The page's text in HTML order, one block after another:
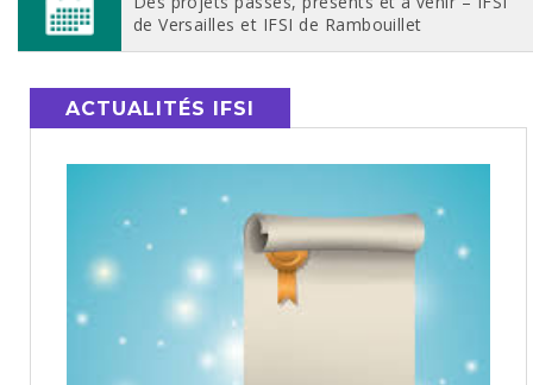
de Versailles et IFSI de Rambouillet
ACTUALITÉS IFSI